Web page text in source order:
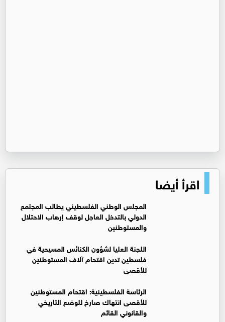
اقرأ أيضا
المجلس الوطني الفلسطيني يطالب المجتمع
الدولي بالتدخل العاجل لوقف إرهاب الاحتلال
والمستوطنين
اللجنة العليا لشؤون الكنائس المسيحية في
فلسطين تدين اقتحام آلاف المستوطنين
للأقصى
الرئاسة الفلسطينية: اقتحام المستوطنين
للأقصى انتهاك صارخ للوضع التاريخي
والقانوني القائم